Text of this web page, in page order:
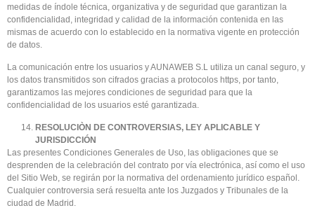
medidas de índole técnica, organizativa y de seguridad que garantizan la
confidencialidad, integridad y calidad de la información contenida en las
mismas de acuerdo con lo establecido en la normativa vigente en protección
de datos.
La comunicación entre los usuarios y AUNAWEB S.L utiliza un canal seguro, y
los datos transmitidos son cifrados gracias a protocolos https, por tanto,
garantizamos las mejores condiciones de seguridad para que la
confidencialidad de los usuarios esté garantizada.
RESOLUCIÒN DE CONTROVERSIAS, LEY APLICABLE Y
JURISDICCIÓN
Las presentes Condiciones Generales de Uso, las obligaciones que se
desprenden de la celebración del contrato por vía electrónica, así como el uso
del Sitio Web, se regirán por la normativa del ordenamiento jurídico español.
Cualquier controversia será resuelta ante los Juzgados y Tribunales de la
ciudad de Madrid.